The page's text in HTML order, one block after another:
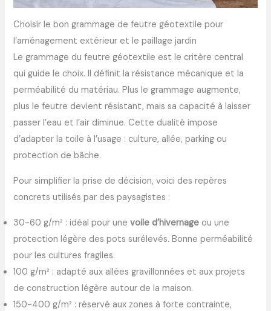
Choisir le bon grammage de feutre géotextile pour
l’aménagement extérieur et le paillage jardin
Le grammage du feutre géotextile est le critère central
qui guide le choix. Il définit la résistance mécanique et la
perméabilité du matériau. Plus le grammage augmente,
plus le feutre devient résistant, mais sa capacité à laisser
passer l’eau et l’air diminue. Cette dualité impose
d’adapter la toile à l’usage : culture, allée, parking ou
protection de bâche.
Pour simplifier la prise de décision, voici des repères
concrets utilisés par des paysagistes :
30-60 g/m² : idéal pour unevoile d’hivernage ou une
protection légère des pots surélevés. Bonne perméabilité
pour les cultures fragiles.
100 g/m² : adapté aux allées gravillonnées et aux projets
de construction légère autour de la maison.
150-400 g/m² : réservé aux zones à forte contrainte,